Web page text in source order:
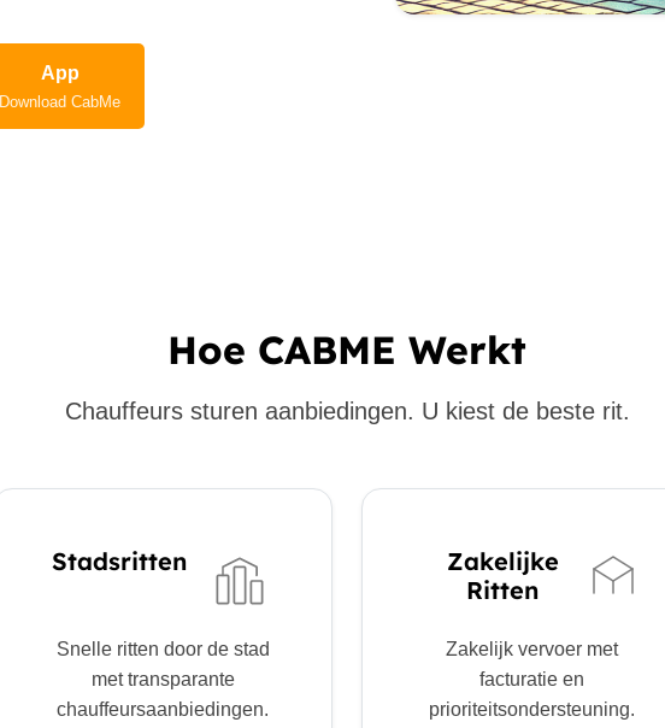
App
Download CabMe
Hoe CABME Werkt
Chauffeurs sturen aanbiedingen. U kiest de beste rit.
Stadsritten
Snelle ritten door de stad
met transparante
chauffeursaanbiedingen.
Zakelijke
Ritten
Zakelijk vervoer met
facturatie en
prioriteitsondersteuning.